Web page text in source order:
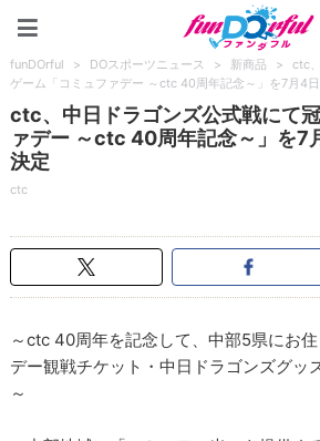
funDOrful > DOスポーツニュース > 新商品 >
ctc
ゲーム「コミュファデー ～ctc 40周年記念～」を7月4
ctc、中日ドラゴンズ公式戦にて
ァデー ～ctc 40周年記念～」を7
決定
ctc
～ctc 40周年を記念して、中部5県にお
デー観戦チケット・中日ドラゴンズグッ
～